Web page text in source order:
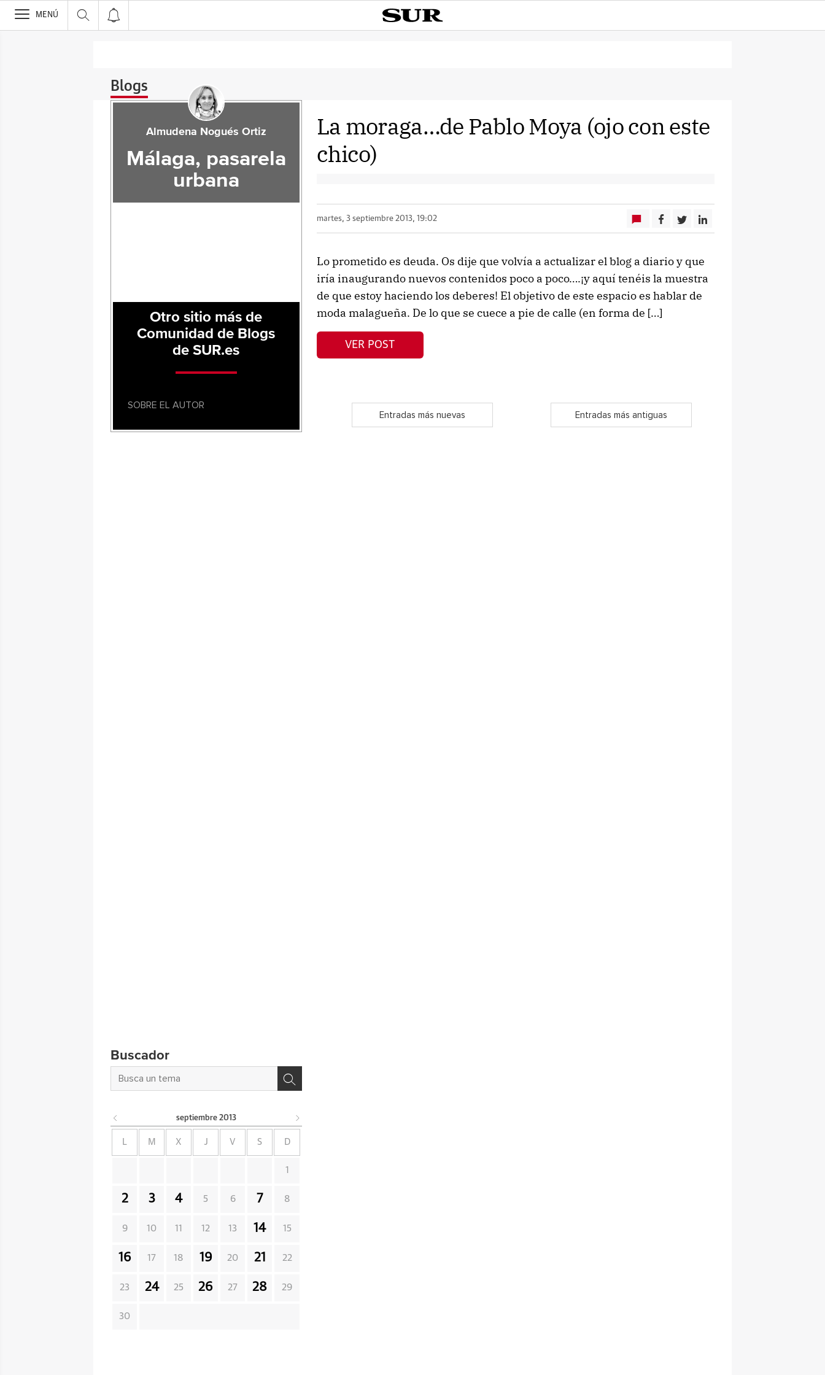
>
MENÚ
Blogs
La moraga…de Pablo Moya (ojo con este
chico)
martes, 3 septiembre 2013, 19:02
Lo prometido es deuda. Os dije que volvía a actualizar el blog a diario y que
iría inaugurando nuevos contenidos poco a poco….¡y aquí tenéis la muestra
de que estoy haciendo los deberes! El objetivo de este espacio es hablar de
moda malagueña. De lo que se cuece a pie de calle (en forma de […]
VER POST
Entradas más nuevas Entradas más antiguas
Almudena Nogués Ortiz
Málaga, pasarela
urbana
Otro sitio más de
Comunidad de Blogs
de SUR.es
SOBRE EL AUTOR
Buscador
septiembre 2013
L M X J V S D
1
2 3 4 5 6 7 8
9 10 11 12 13 14 15
16 17 18 19 20 21 22
23 24 25 26 27 28 29
30